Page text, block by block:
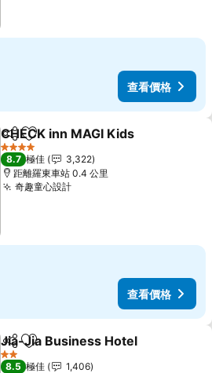
查看價格
分享 放到收藏夾
CHECK inn MAGI Kids
4 星級
8.7 極佳
3,322
距離羅東車站 0.4 公里
奇趣童心設計查看價格
查看價格
分享 放到收藏夾
Jia-Jia Business Hotel
2 星級
8.5 極佳
1,406